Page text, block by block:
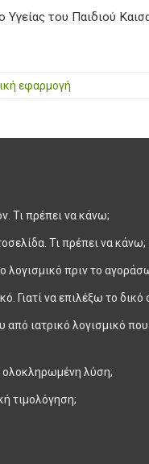
του Παιδιού
εφαρμογή
Τι πρέπει να κάνω;
Τι πρέπει να κάνω;
πριν το
Γιατί να επιλέξω το δικό
ιατρικό λογισμικό
ολοκληρωμένη λύση;
τιμολόγηση;